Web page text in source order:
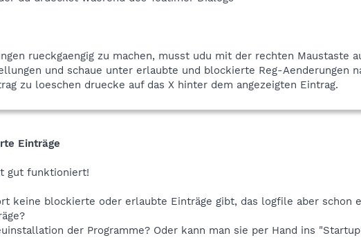
rueckgaengig zu machen, musst udu mit der rechten Maustaste
und schaue unter erlaubte und blockierte Reg-Aenderungen
zu loeschen druecke auf das X hinter dem angezeigten Eintrag.
Einträge
gut funktioniert!
keine blockierte oder erlaubte Einträge gibt, das logfile aber schon
der Programme? Oder kann man sie per Hand ins